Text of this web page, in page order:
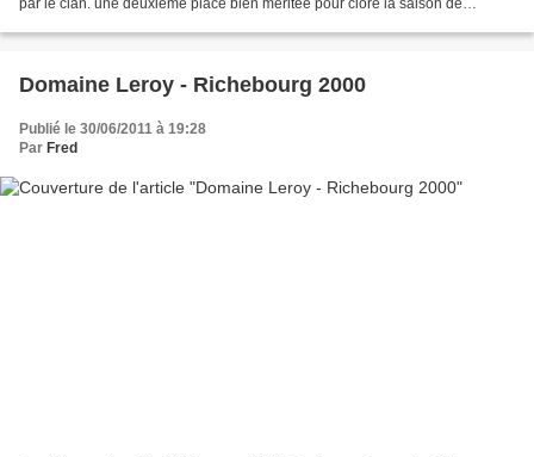
par le clan. une deuxieme place bien meritée pour clore la saison de
Domaine Leroy - Richebourg 2000
Publié le 30/06/2011 à 19:28
Par Fred